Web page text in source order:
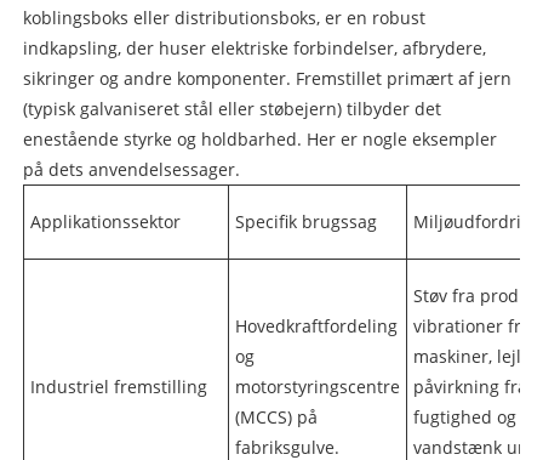
koblingsboks eller distributionsboks, er en robust
indkapsling, der huser elektriske forbindelser, afbrydere,
sikringer og andre komponenter. Fremstillet primært af jern
(typisk galvaniseret stål eller støbejern) tilbyder det
enestående styrke og holdbarhed. Her er nogle eksempler
på dets anvendelsessager.
Applikationssektor Specifik brugssag
Industriel fremstilling
Hovedkraftfordeling
og
motorstyringscentre
(MCCS) på
fabriksgulve.
Støv fra
vibrationer fra
maskiner,
påvirkning fra
fugtighed og
vandstænk